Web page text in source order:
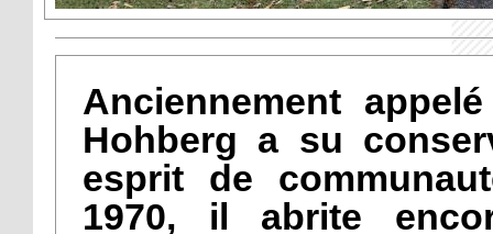
Anciennement
Hohberg a su
esprit de
1970, il abrite